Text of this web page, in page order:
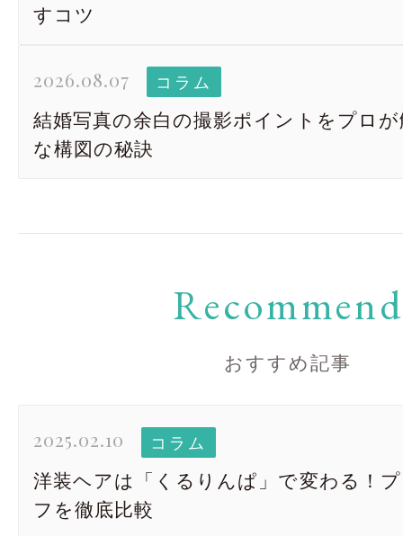
すコツ
2026.08.07 コラム
結婚写真の余白の撮影ポイントをプロ
な構図の秘訣
Recommend
おすすめ記事
2025.02.10 コラム
洋装ヘアは「くるりんぱ」で変わる！
フを徹底比較